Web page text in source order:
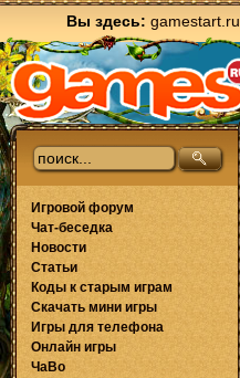
Вы здесь: gamestart.ru
Игровой форум
Чат-беседка
Новости
Статьи
Коды к старым играм
Скачать мини игры
Игры для телефона
Онлайн игры
ЧаВо